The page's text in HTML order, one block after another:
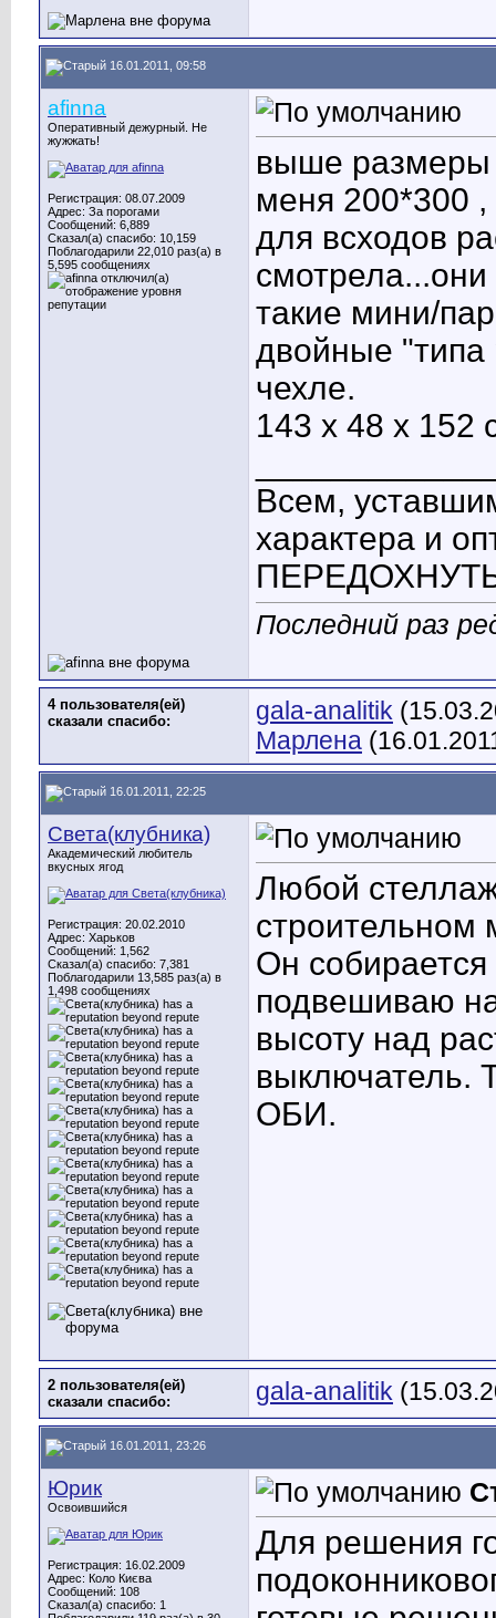
16.01.2011, 09:58
afinna
Оперативный дежурный. Не
жужжать!
Регистрация: 08.07.2009
Адрес: За порогами
Сообщений: 6,889
Сказал(а) спасибо: 10,159
Поблагодарили 22,010 раз(а) в
5,595 сообщениях
выше размеры
меня 200*300
для всходов
такие мини/
двойные "типа
чехле.
143 х 48 х 152
Всем,
характера и
Последний раз
4 пользователя(ей)
сказали cпасибо:
gala-analitik
Марлена
16.01.2011, 22:25
Света(клубника)
Академический любитель
вкусных ягод
Регистрация: 20.02.2010
Адрес: Харьков
Сообщений: 1,562
Сказал(а) спасибо: 7,381
Поблагодарили 13,585 раз(а) в
1,498 сообщениях
Любой
строительном
Он
подвешиваю
высоту над
выключатель.
ОБИ.
2 пользователя(ей)
сказали cпасибо:
gala-analitik
16.01.2011, 23:26
Юрик
Освоившийся
Регистрация: 16.02.2009
Адрес: Коло Києва
Сообщений: 108
Сказал(а) спасибо: 1
Для решения